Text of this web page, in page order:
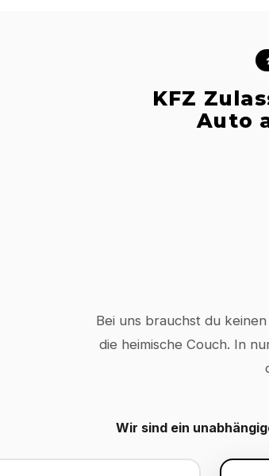
KFZ
Auto
Bei uns brauchst du
die heimische Couch. In
Wir sind ein